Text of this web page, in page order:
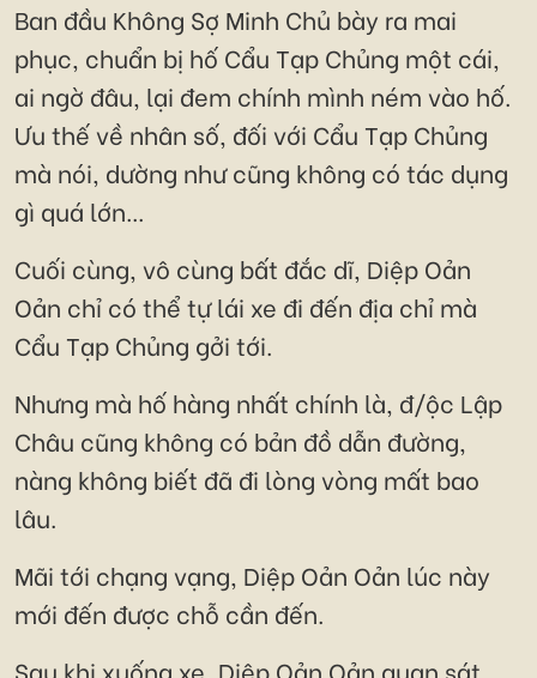
Ban đầu Không Sợ Minh Chủ bày ra mai
phục, chuẩn bị hố Cẩu Tạp Chủng một cái,
ai ngờ đâu, lại đem chính mình ném vào hố.
Ưu thế về nhân số, đối với Cẩu Tạp Chủng
mà nói, dường như cũng không có tác dụng
gì quá lớn...
Cuối cùng, vô cùng bất đắc dĩ, Diệp Oản
Oản chỉ có thể tự lái xe đi đến địa chỉ mà
Cẩu Tạp Chủng gởi tới.
Nhưng mà hố hàng nhất chính là, đ/ộc Lập
Châu cũng không có bản đồ dẫn đường,
nàng không biết đã đi lòng vòng mất bao
lâu.
Mãi tới chạng vạng, Diệp Oản Oản lúc này
mới đến được chỗ cần đến.
Sau khi xuống xe, Diệp Oản Oản quan sát